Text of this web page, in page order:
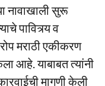
नावाखाली सुरू
पावित्र्य व
मराठी एकीकरण
आहे. याबाबत त्यांनी
मागणी केली